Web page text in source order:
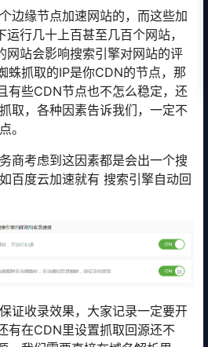
边缘节点加速网站的，而这些加
行几十上百甚至几百个网站，
网站会影响搜索引擎对网站的评
蛛抓取的IP是你CDN的节点，那
有些CDN节点也不怎么稳定，还
取，各种因素告诉我们，一定不
。
商考虑到这因素都是会出一个搜
百度云加速就有 搜索引擎自动回
证收录效果，大家记录一定要开
有在CDN里设置抓取回源还不